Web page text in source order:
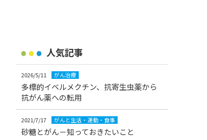
人気記事
2026/5/11 がん治療
多標的イベルメクチン、抗寄生虫薬から
抗がん薬への転用
2021/7/17 がんと生活・運動・食事
砂糖とがん－知っておきたいこと